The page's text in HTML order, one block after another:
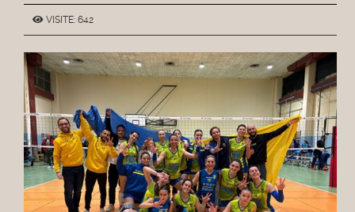
VISITE: 642